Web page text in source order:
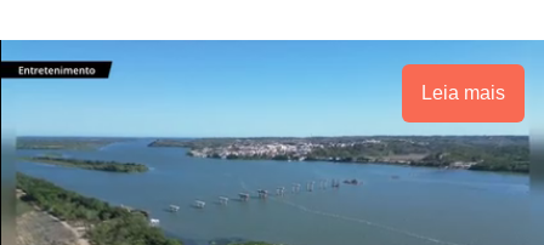
Leia mais